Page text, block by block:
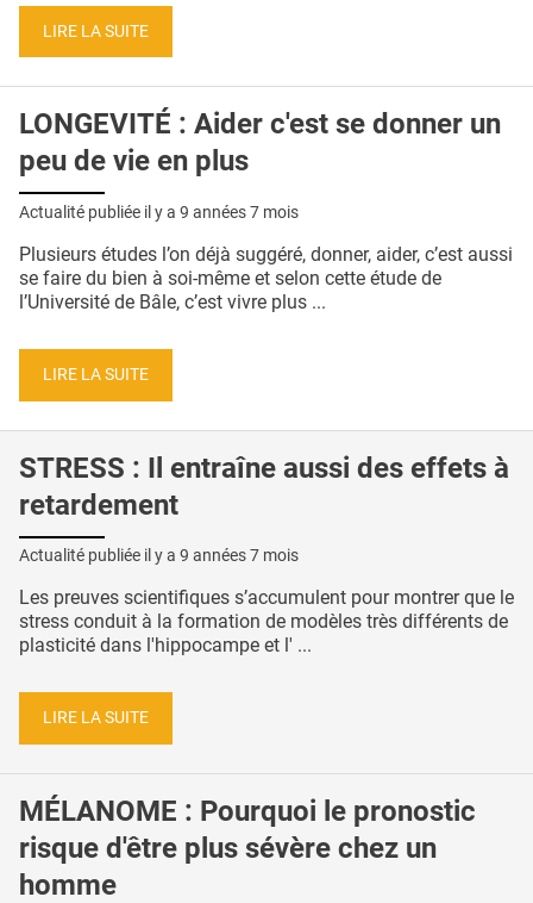
CONDITIONS GÉNÉRALES
CRÉDITS
LIRE LA SUITE
LONGEVITÉ : Aider c'est se donner un
peu de vie en plus
Actualité publiée il y a 9 années 7 mois
Plusieurs études l’on déjà suggéré, donner, aider, c’est aussi
se faire du bien à soi-même et selon cette étude de
l’Université de Bâle, c’est vivre plus ...
LIRE LA SUITE
STRESS : Il entraîne aussi des effets à
retardement
Actualité publiée il y a 9 années 7 mois
Les preuves scientifiques s’accumulent pour montrer que le
stress conduit à la formation de modèles très différents de
plasticité dans l'hippocampe et l' ...
LIRE LA SUITE
MÉLANOME : Pourquoi le pronostic
risque d'être plus sévère chez un
homme